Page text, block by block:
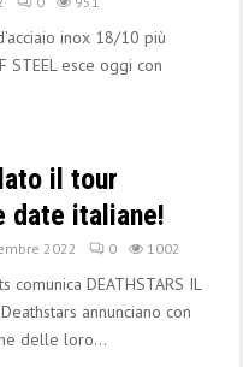
inox 18/10 più
STEEL esce oggi con
il tour
date italiane!
2022 0 1002
comunica DEATHSTARS IL
annunciano con
delle loro...